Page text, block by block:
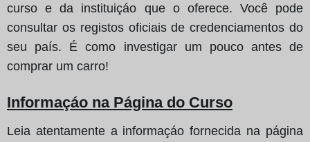
curso e da instituiçáo que o oferece. Você pode
consultar os registos oficiais de credenciamentos do
seu país. É como investigar um pouco antes de
comprar um carro!
Informaçáo na Página do Curso
Leia atentamente a informaçáo fornecida na página